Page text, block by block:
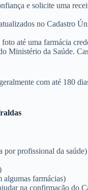
e solicite uma
no Cadastro
até uma farmácia
Ministério da Saúde.
com até 180
por profissional da saúde)
algumas farmácias)
na confirmação do